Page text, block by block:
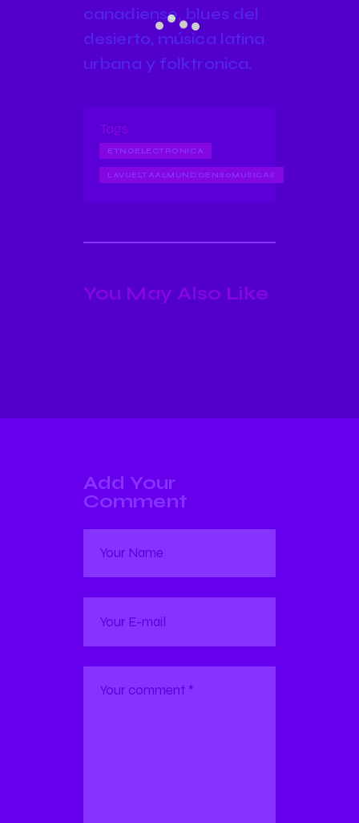
canadiense, blues del
desierto, música latina
urbana y folktronica.
Tags:
ETNOELECTRONICA
LAVUELTAALMUNDOEN80MUSICAS
You May Also Like
Add Your
Comment